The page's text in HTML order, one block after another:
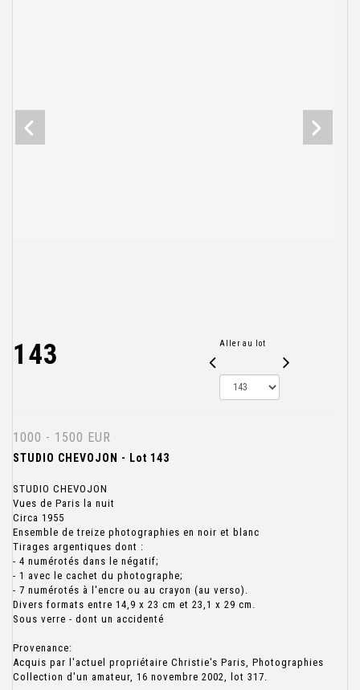
143 Aller au lot
1000 - 1500 EUR
STUDIO CHEVOJON - Lot 143
STUDIO CHEVOJON
Vues de Paris la nuit
Circa 1955
Ensemble de treize photographies en noir et blanc
Tirages argentiques dont :
- 4 numérotés dans le négatif;
- 1 avec le cachet du photographe;
- 7 numérotés à l'encre ou au crayon (au verso).
Divers formats entre 14,9 x 23 cm et 23,1 x 29 cm.
Sous verre - dont un accidenté
Provenance:
Acquis par l'actuel propriétaire Christie's Paris, Photographies
Collection d'un amateur, 16 novembre 2002, lot 317.